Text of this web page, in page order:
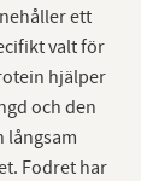
ett
valt för
hjälper
och den
långsam
Fodret har